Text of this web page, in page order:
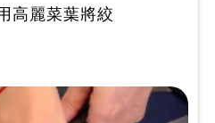
高麗菜葉將絞